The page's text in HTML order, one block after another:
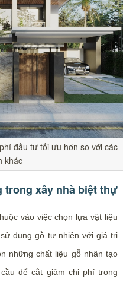
đầu tư tối ưu hơn so với các
khác
trong xây nhà biệt thự
vào việc chọn lựa vật liệu
dụng gỗ tự nhiên với giá trị
những chất liệu gỗ nhân tạo
để cắt giảm chi phí trong